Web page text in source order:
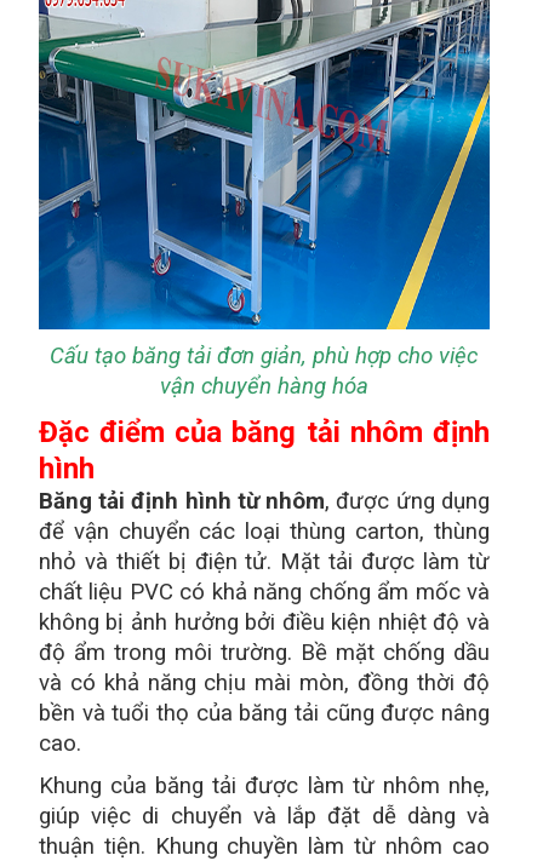
Cấu tạo băng tải đơn giản, phù hợp cho việc
vận chuyển hàng hóa
Đặc điểm của băng tải nhôm định
hình
Băng tải định hình từ nhôm, được ứng dụng
để vận chuyển các loại thùng carton, thùng
nhỏ và thiết bị điện tử. Mặt tải được làm từ
chất liệu PVC có khả năng chống ẩm mốc và
không bị ảnh hưởng bởi điều kiện nhiệt độ và
độ ẩm trong môi trường. Bề mặt chống dầu
và có khả năng chịu mài mòn, đồng thời độ
bền và tuổi thọ của băng tải cũng được nâng
cao.
Khung của băng tải được làm từ nhôm nhẹ,
giúp việc di chuyển và lắp đặt dễ dàng và
thuận tiện. Khung chuyền làm từ nhôm cao